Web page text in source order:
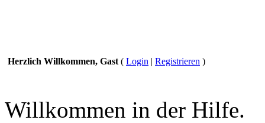
Herzlich Willkommen, Gast ( Login | Registrieren )
Willkommen in der Hilfe.